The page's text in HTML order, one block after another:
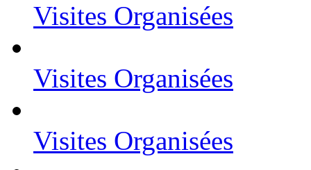
Visites Organisées
Visites Organisées
Visites Organisées